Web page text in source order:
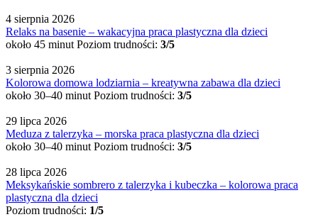
4 sierpnia 2026
Relaks na basenie – wakacyjna praca plastyczna dla dzieci
około 45 minut Poziom trudności: 3/5
3 sierpnia 2026
Kolorowa domowa lodziarnia – kreatywna zabawa dla dzieci
około 30–40 minut Poziom trudności: 3/5
29 lipca 2026
Meduza z talerzyka – morska praca plastyczna dla dzieci
około 30–40 minut Poziom trudności: 3/5
28 lipca 2026
Meksykańskie sombrero z talerzyka i kubeczka – kolorowa praca
plastyczna dla dzieci
Poziom trudności: 1/5